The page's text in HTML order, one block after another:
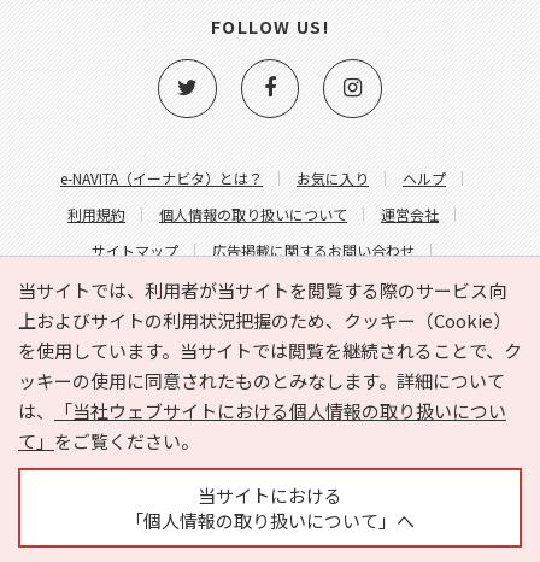
当サイトでは、利用者が当サイトを閲覧する際のサービス向
上およびサイトの利用状況把握のため、クッキー（Cookie）
を使用しています。当サイトでは閲覧を継続されることで、ク
ッキーの使用に同意されたものとみなします。詳細について
は、
「当社ウェブサイトにおける個人情報の取り扱いについ
て」 をご覧ください。
当サイトにおける
「個人情報の取り扱いについて」へ
e-NAVITA（イーナビタ）とは？ お気に入り
ヘルプ
利用規約
個人情報の取り扱いについて
運営会社
サイトマップ
広告掲載に関するお問い合わせ
サイトの内容に関するお問い合わせ
FOLLOW US!
Copyright © HYOJITO.Co.,Ltd. All Rights Reserved.